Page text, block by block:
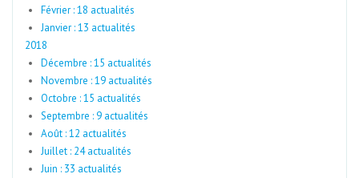
Février : 18 actualités
Janvier : 13 actualités
2018
Décembre : 15 actualités
Novembre : 19 actualités
Octobre : 15 actualités
Septembre : 9 actualités
Août : 12 actualités
Juillet : 24 actualités
Juin : 33 actualités